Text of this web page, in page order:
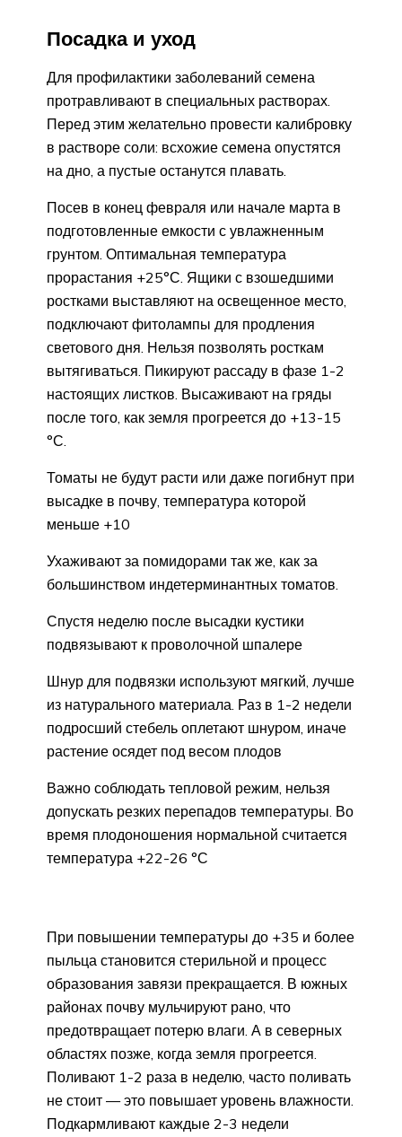
Посадка и уход
Для профилактики заболеваний семена
протравливают в специальных растворах.
Перед этим желательно провести калибровку
в растворе соли: всхожие семена опустятся
на дно, а пустые останутся плавать.
Посев в конец февраля или начале марта в
подготовленные емкости с увлажненным
грунтом. Оптимальная температура
прорастания +25°С. Ящики с взошедшими
ростками выставляют на освещенное место,
подключают фитолампы для продления
светового дня. Нельзя позволять росткам
вытягиваться. Пикируют рассаду в фазе 1-2
настоящих листков. Высаживают на гряды
после того, как земля прогреется до +13-15
°С.
Томаты не будут расти или даже погибнут при
высадке в почву, температура которой
меньше +10
Ухаживают за помидорами так же, как за
большинством индетерминантных томатов.
Спустя неделю после высадки кустики
подвязывают к проволочной шпалере
Шнур для подвязки используют мягкий, лучше
из натурального материала. Раз в 1-2 недели
подросший стебель оплетают шнуром, иначе
растение осядет под весом плодов
Важно соблюдать тепловой режим, нельзя
допускать резких перепадов температуры. Во
время плодоношения нормальной считается
температура +22-26 °С
При повышении температуры до +35 и более
пыльца становится стерильной и процесс
образования завязи прекращается. В южных
районах почву мульчируют рано, что
предотвращает потерю влаги. А в северных
областях позже, когда земля прогреется.
Поливают 1-2 раза в неделю, часто поливать
не стоит — это повышает уровень влажности.
Подкармливают каждые 2-3 недели